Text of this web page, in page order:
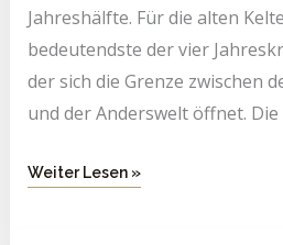
Jahreshälfte. Für die alten
bedeutendste der vier
der sich die Grenze zwischen
und der Anderswelt öffnet. Die
Weiter Lesen »